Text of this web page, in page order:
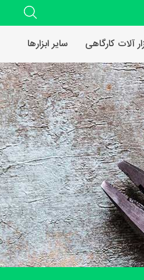
آلات کارگاهی سایر ابزارها